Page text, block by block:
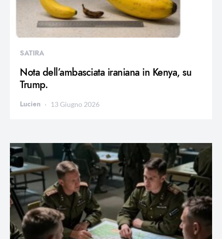
SATIRA
Nota dell’ambasciata iraniana in Kenya, su
Trump.
Lucien 13 Giugno 2026